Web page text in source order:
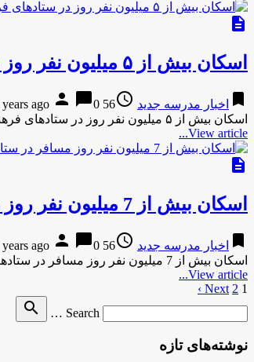
description
اسکان بیش از ۵ میلیون نفر روز در ستادهای فرهنگیان
bookmark اخبار مدرسه جدید access_time
56 years ago
person chat_bubble0
اسکان بیش از ۵ میلیون نفر روز در ستادهای فرهنگیانمهر-۵ فروردین ۱۳۹۵ اسکان بیش از ۵ میلیون نفر روز در …
View article...
description
اسکان بیش از 7 میلیون نفر روز مسافر در ستادهای اسکان فرهنگیان کشور
bookmark اخبار مدرسه جدید access_time
56 years ago
person chat_bubble0
اسکان بیش از 7 میلیون نفر روز مسافر در ستادهای اسکان فرهنگیان کشورایسنا-49 دقیقه پیش اسکان بیش از 7 میلیون …
View article...
صفحه‌بندی
1
2
Next ›
Search …
search
نوشته‌های تازه